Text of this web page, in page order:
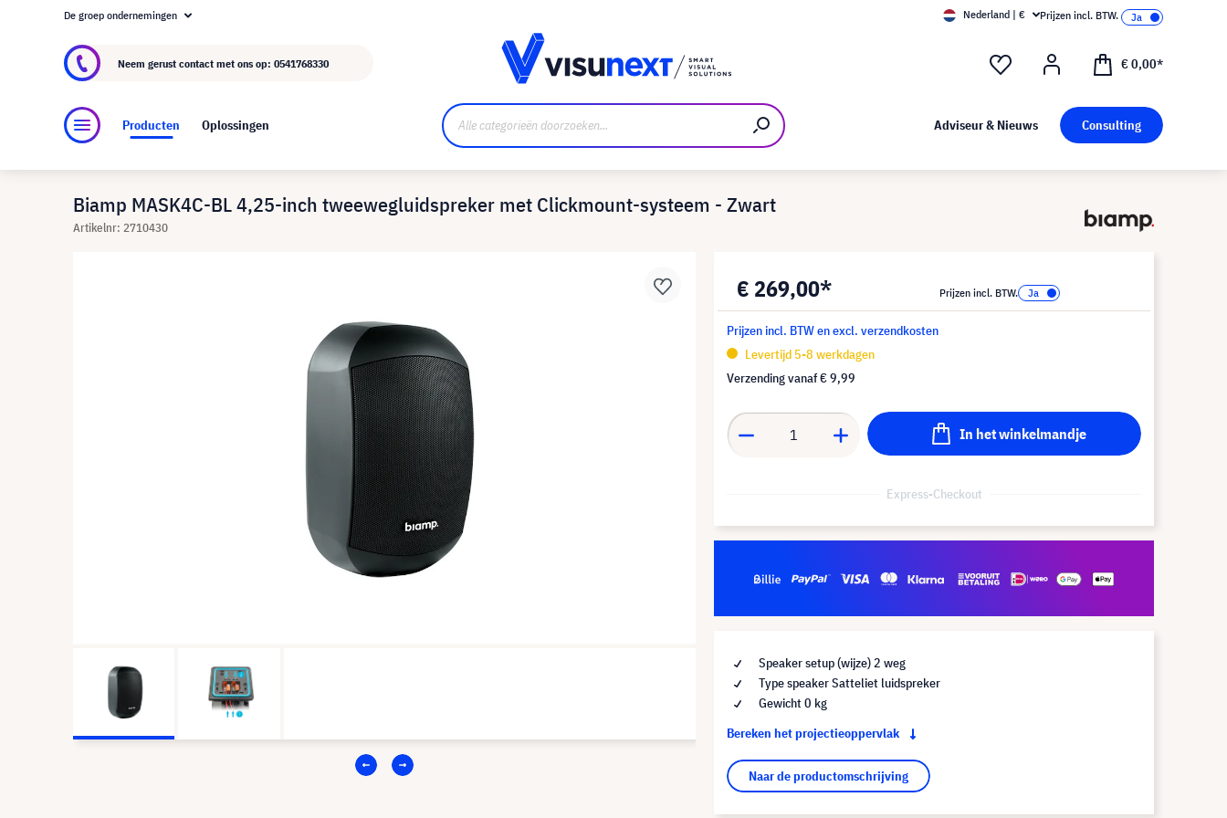
Over visunext.nl
De groep ondernemingen Nederland | € Prijzen incl. BTW.
Neem gerust contact met ons op: 0541768330 € 0,00*
Producten Oplossingen Adviseur & Nieuws Consulting
Biamp MASK4C-BL 4,25-inch tweewegluidspreker met Clickmount-systeem - Zwart
Artikelnr: 2710430
€ 269,00* Prijzen incl. BTW.
Prijzen incl. BTW en excl. verzendkosten
Levertijd 5-8 werkdagen
Verzending vanaf€ 9,99
In het winkelmandje
Express-Checkout
Speaker setup (wijze) 2 weg
Type speaker Satteliet luidspreker
Gewicht 0 kg
Bereken het projectieoppervlak
Naar de productomschrijving